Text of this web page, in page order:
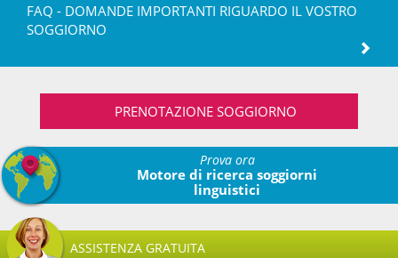
FAQ - DOMANDE IMPORTANTI RIGUARDO IL VOSTRO
SOGGIORNO
PRENOTAZIONE SOGGIORNO
Prova ora
Motore di ricerca soggiorni
linguistici
ASSISTENZA GRATUITA